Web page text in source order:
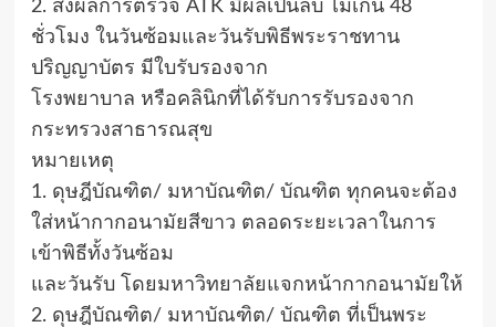
2. ส่งผลการตรวจ ATK มีผลเป็นลบ ไม่เกิน 48
ชั่วโมง ในวันซ้อมและวันรับพิธีพระราชทาน
ปริญญาบัตร มีใบรับรองจาก
โรงพยาบาล หรือคลินิกที่ได้รับการรับรองจาก
กระทรวงสาธารณสุข
หมายเหตุ
1. ดุษฎีบัณฑิต/ มหาบัณฑิต/ บัณฑิต ทุกคนจะต้อง
ใส่หน้ากากอนามัยสีขาว ตลอดระยะเวลาในการ
เข้าพิธีทั้งวันซ้อม
และวันรับ โดยมหาวิทยาลัยแจกหน้ากากอนามัยให้
2. ดุษฎีบัณฑิต/ มหาบัณฑิต/ บัณฑิต ที่เป็นพระ